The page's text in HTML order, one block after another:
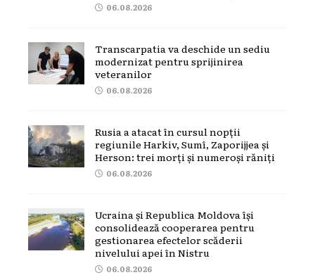
06.08.2026
Transcarpatia va deschide un sediu
modernizat pentru sprijinirea
veteranilor
06.08.2026
Rusia a atacat în cursul nopții
regiunile Harkiv, Sumî, Zaporijjea și
Herson: trei morți și numeroși răniți
06.08.2026
Ucraina și Republica Moldova își
consolidează cooperarea pentru
gestionarea efectelor scăderii
nivelului apei în Nistru
06.08.2026